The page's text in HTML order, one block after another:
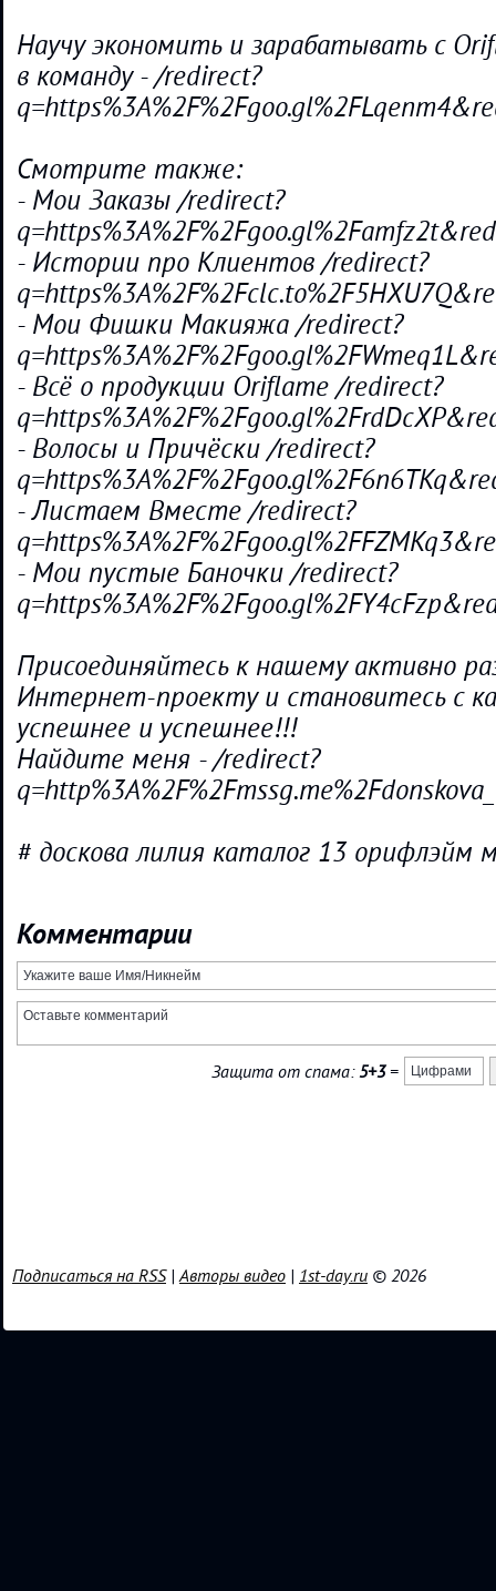
Научу экономить и зарабатывать с
в команду - /redirect?
Смотрите также:
- Мои Заказы /redirect?
- Истории про Клиентов /redirect?
- Мои Фишки Макияжа /redirect?
- Всё о продукции Oriflame /redirect?
- Волосы и Причёски /redirect?
- Листаем Вместе /redirect?
- Мои пустые Баночки /redirect?
Присоединяйтесь к нашему активно
Интернет-проекту и становитесь с
успешнее и успешнее!!!
Найдите меня - /redirect?
# доскова лилия каталог 13 орифлэйм
Комментарии
Защита от спама:5+3=
Подписаться на RSS|Авторы видео | 1st-day.ru © 2026